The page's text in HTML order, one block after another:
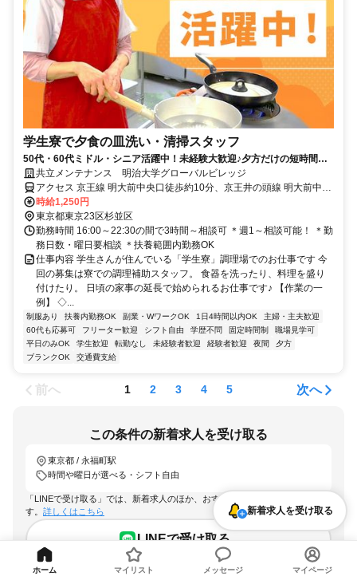
学生寮で夕食の皿洗い・清掃スタッフ
50代・60代ミドル・シニア活躍中！未経験大歓迎♪夕方だけの短時間◎
家事の延長線上でOK★
共立メンテナンス 明治大学グローバルビレッジ
アクセス 京王線 明大前中央口徒歩約10分、京王井の頭線 明大前中央
口徒歩約10分、京王井の頭線 永福町北口徒歩約11分
時給1,250円
東京都東京23区杉並区
勤務時間 16:00～22:30の間で3時間～相談可 ＊週1～相談可能！ ＊勤
務日数・曜日要相談 ＊扶養範囲内勤務OK
仕事内容 学生さんが住んでいる「学生寮」調理場でのお仕事です 今
回の募集は寮での調理補助スタッフ。 食器を洗ったり、料理を盛り
付けたり。 日頃の家事の延長で始められるお仕事です♪ 【作業の一
例】 ◇...
制服あり 扶養内勤務OK 副業・WワークOK 1日4時間以内OK
主婦・主夫歓迎
60代も応募可
フリーター歓迎 シフト自由 学歴不問 固定時間制
職場見学可
平日のみOK
学生歓迎 転勤なし 未経験者歓迎 経験者歓迎 夜間
夕方
ブランクOK
交通費支給
前へ 1 2 3 4 5 次へ
この条件の新着求人を受け取る
東京都 / 永福町駅
時間や曜日が選べる・シフト自由
「LINEで受け取る」では、新着求人のほか、おすすめ情報なども配信しま
す。 詳しくはこちら
LINEで受け取る
新着求人を受け取る
ホーム マイリスト メッセージ マイページ